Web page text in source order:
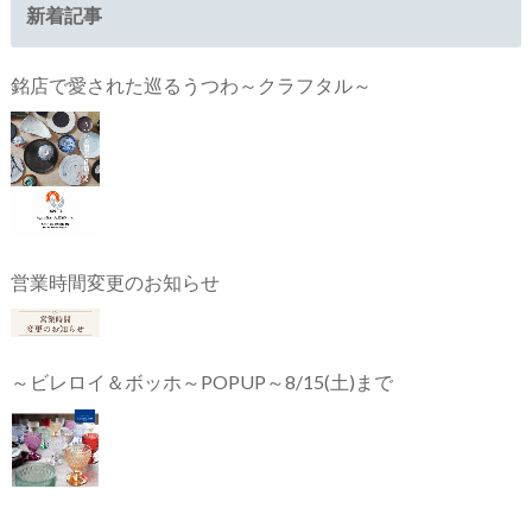
新着記事
銘店で愛された巡るうつわ～クラフタル～
営業時間変更のお知らせ
～ビレロイ＆ボッホ～POPUP～8/15(土)まで